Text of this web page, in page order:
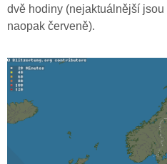
dvě hodiny (nejaktuálnější
naopak červeně).